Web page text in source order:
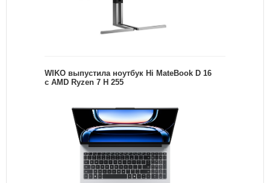
WIKO выпустила ноутбук Hi MateBook D 16
с AMD Ryzen 7 H 255